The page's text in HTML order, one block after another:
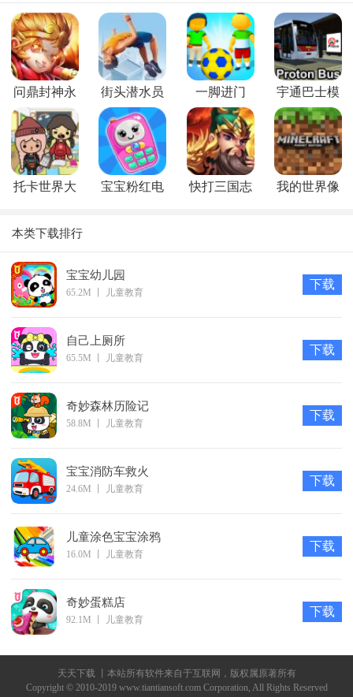
问鼎封神永
抽版
街头潜水员 一脚进门
宇通巴士模
拟器2021手
机版中文破
解版 v257
托卡世界大
宝宝粉红电
快打三国志
我的世界像
本类下载排行
宝宝幼儿园
65.2M 儿童教育
下载
自己上厕所
65.5M 儿童教育
下载
奇妙森林历险记
58.8M 儿童教育
下载
宝宝消防车救火
24.6M 儿童教育
下载
儿童涂色宝宝涂鸦
16.0M 儿童教育
下载
奇妙蛋糕店
92.1M 儿童教育
下载
天天下载 丨本站所有软件来自于互联网，版权属原著所有
Copyright © 2010-2019 www.tiantiansoft.com Corporation, All Rights Reserved